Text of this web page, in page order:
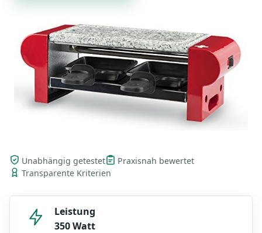
Unabhängig getestet
Praxisnah bewertet
Transparente Kriterien
Leistung
350 Watt